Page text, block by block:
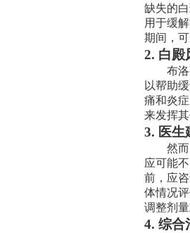
缺失的
用于缓
期间，
2. 白殿
布洛芬
以帮助
痛和炎
来发挥
3. 医生
然而，
应可能
前，应
体情况
调整剂
4. 综合